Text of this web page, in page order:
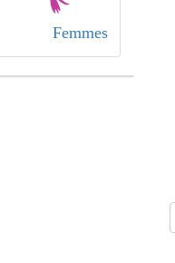
Femmes